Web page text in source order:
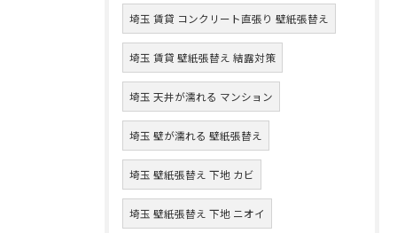
埼玉 賃貸 コンクリート直張り 壁紙張替え
埼玉 賃貸 壁紙張替え 結露対策
埼玉 天井が濡れる マンション
埼玉 壁が濡れる 壁紙張替え
埼玉 壁紙張替え 下地 カビ
埼玉 壁紙張替え 下地 ニオイ